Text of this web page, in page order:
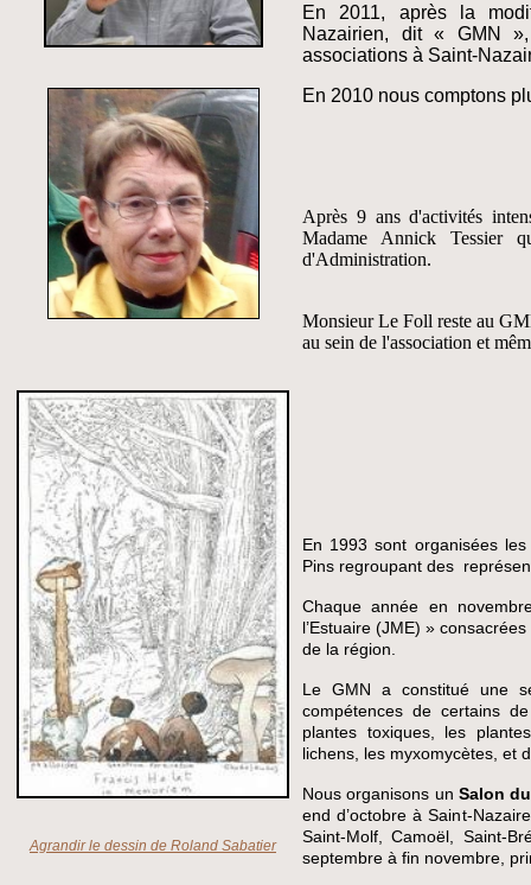
Agrandir le dessin de Roland Sabatier
En 2011, après la
Nazairien, dit « GMN
associations à Saint-
En 2010 nous comptons
Après 9 ans d'activités
Madame Annick
d'Administration.
MonsieurLe Foll reste au
au sein de l'association et
En 1993 sont organisées
Pins regroupant des
Chaque année en
l’Estuaire (JME) »
de la région.
Le GMN a constitué une
compétences de certains
plantes toxiques, les
lichens, les myxomycètes, et
Nous organisons un Salon
end d’octobre à Saint-
Saint-Molf, Camoël, Saint-
septembre à fin novembre,